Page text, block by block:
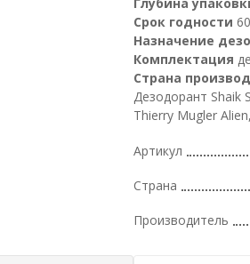
Срок годности
Назначение
Комплектация
Страна
Дезодорант
Thierry Mugler
Артикул
Страна
Производитель